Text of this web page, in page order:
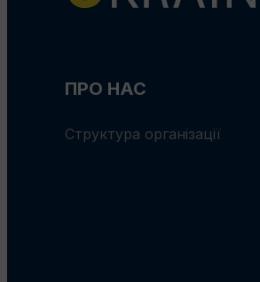
ПРО НАС
Структура організації